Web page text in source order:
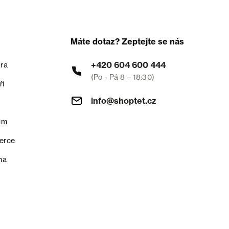
Máte dotaz? Zeptejte se nás
+420 604 600 444
(Po - Pá 8 – 18:30)
info@shoptet.cz